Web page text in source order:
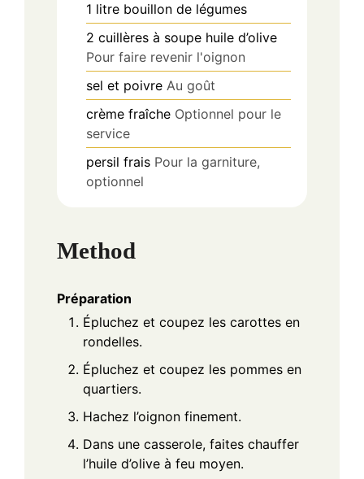
1 litre bouillon de légumes
2 cuillères à soupe huile d’olive
Pour faire revenir l'oignon
sel et poivre Au goût
crème fraîche Optionnel pour le
service
persil frais Pour la garniture,
optionnel
Method
Préparation
Épluchez et coupez les carottes en
rondelles.
Épluchez et coupez les pommes en
quartiers.
Hachez l’oignon finement.
Dans une casserole, faites chauffer
l’huile d’olive à feu moyen.